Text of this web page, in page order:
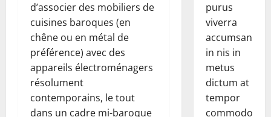
d’associer des mobiliers de
cuisines baroques (en
chêne ou en métal de
préférence) avec des
appareils électroménagers
résolument
contemporains, le tout
dans un cadre mi-baroque
purus
viverra
accumsan
in nis in
metus
dictum at
tempor
commodo.